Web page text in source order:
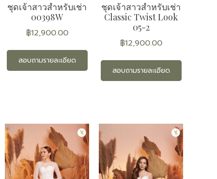
ชุดเจ้าสาวสำหรับเช่า
00398W
฿12,900.00
สอบถามรายละเอียด
ชุดเจ้าสาวสำหรับเช่า
Classic Twist Look
05-2
฿12,900.00
สอบถามรายละเอียด